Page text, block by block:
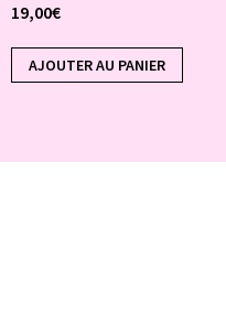
19,00€
AJOUTER AU PANIER